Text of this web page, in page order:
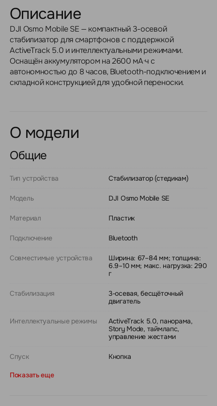
Описание
DJI Osmo Mobile SE — компактный 3-осевой
стабилизатор для смартфонов с поддержкой
ActiveTrack 5.0 и интеллектуальными режимами.
Оснащён аккумулятором на 2600 мА·ч с
автономностью до 8 часов, Bluetooth-подключением и
складной конструкцией для удобной переноски.
О модели
Общие
Тип устройства Стабилизатор (стедикам)
Модель DJI Osmo Mobile SE
Материал Пластик
Подключение Bluetooth
Совместимые устройства
Ширина: 67–84 мм; толщина:
6.9–10 мм; макс. нагрузка: 290
г
Стабилизация
3-осевая, бесщёточный
двигатель
Интеллектуальные режимы
ActiveTrack 5.0, панорама,
Story Mode, таймлапс,
управление жестами
Спуск Кнопка
Показать еще